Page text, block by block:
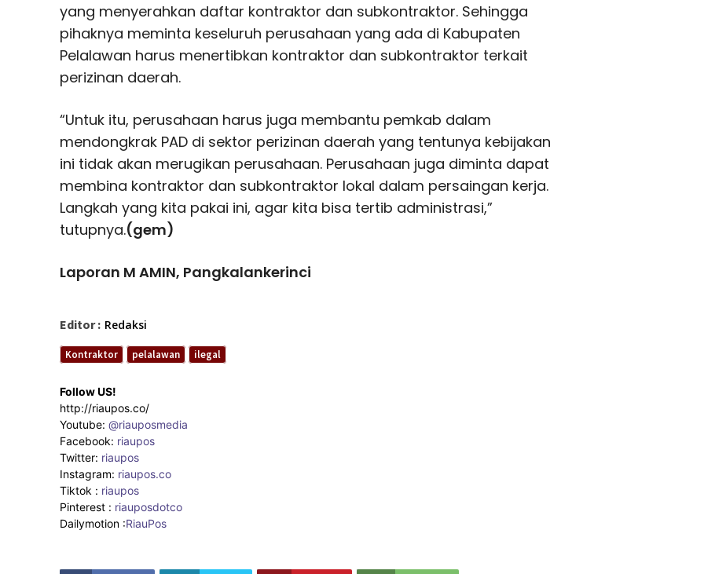
yang menyerahkan daftar kontraktor dan subkontraktor. Sehingga
pihaknya meminta keseluruh perusahaan yang ada di Kabupaten
Pelalawan harus menertibkan kontraktor dan subkontraktor terkait
perizinan daerah.
“Untuk itu, perusahaan harus juga membantu pemkab dalam
mendongkrak PAD di sektor perizinan daerah yang tentunya kebijakan
ini tidak akan merugikan perusahaan. Perusahaan juga diminta dapat
membina kontraktor dan subkontraktor lokal dalam persaingan kerja.
Langkah yang kita pakai ini, agar kita bisa tertib administrasi,”
tutupnya.(gem)
Laporan M AMIN, Pangkalankerinci
Editor : Redaksi
Kontraktor pelalawan ilegal
Follow US!
http://riaupos.co/
Youtube: @riauposmedia
Facebook: riaupos
Twitter: riaupos
Instagram: riaupos.co
Tiktok : riaupos
Pinterest : riauposdotco
Dailymotion :RiauPos